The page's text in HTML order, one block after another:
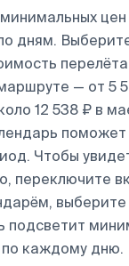
цен
дням.
— от 5
12 538 ₽ в
Чтобы
переключите
подсветит
каждому дню.